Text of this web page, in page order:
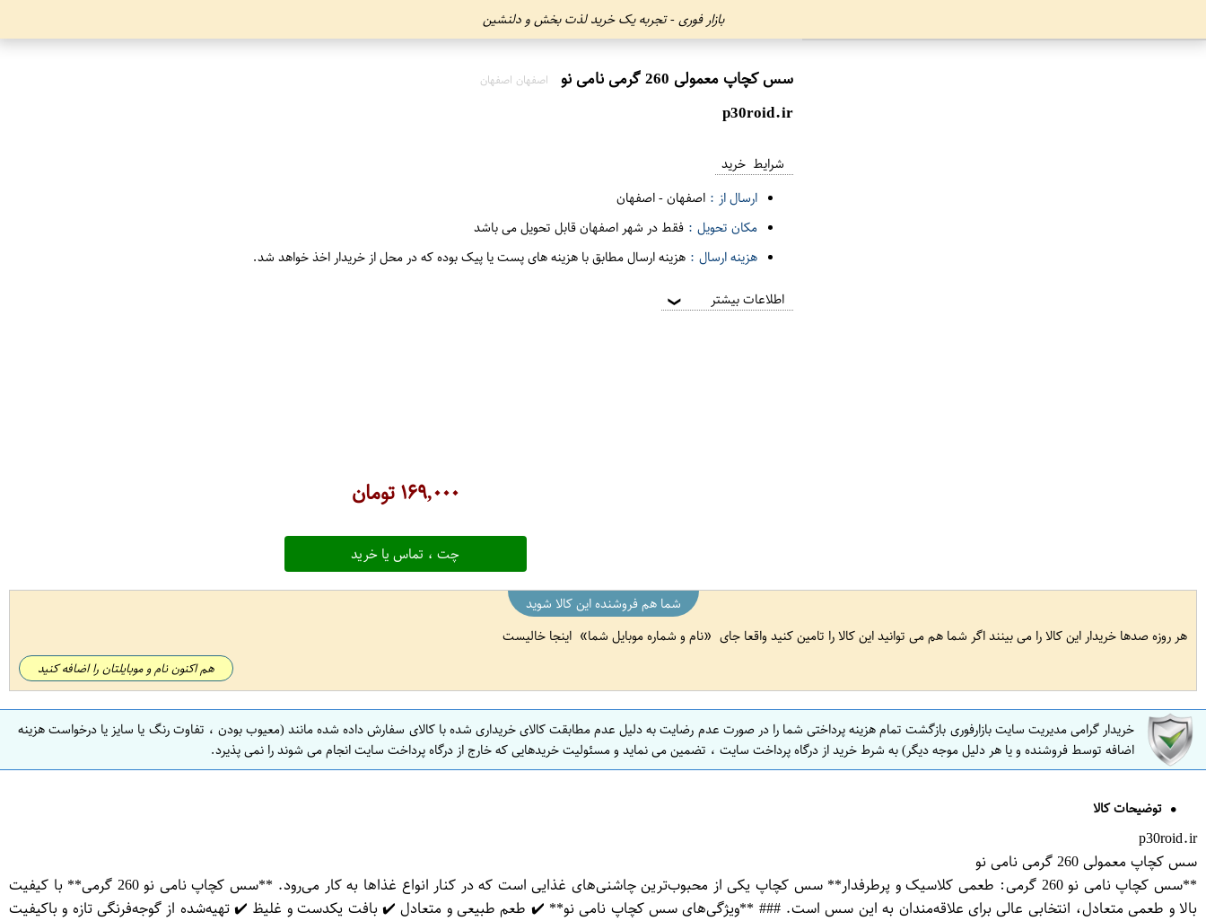
بازار فوری - تجربه یک خرید لذت بخش و دلنشین
سس کچاپ معمولی 260 گرمی نامی نو اصفهان اصفهان
p30roid.ir
شرایط خرید
ارسال از : اصفهان-اصفهان
مکان تحویل : فقط در شهر اصفهان قابل تحویل می باشد
هزینه ارسال : هزینه ارسال مطابق با هزینه های پست یا پیک بوده که در محل از خریدار اخذ خواهد شد.
اطلاعات بیشتر ❯
۱۶۹,۰۰۰تومان
چت ، تماس یا خرید
شما هم فروشنده این کالا شوید
هر روزه صدها خریدار این کالا را می بینند اگر شما هم می توانید این کالا را تامین کنید واقعا جای
نام و شماره موبایل شما اینجا خالیست
هم اکنون نام و موبایلتان را اضافه کنید
خریدار گرامی مدیریت سایت بازارفوری بازگشت تمام هزینه پرداختی شما را در صورت عدم رضایت به دلیل عدم مطابقت کالای خریداری شده با کالای سفارش داده شده مانند (معیوب بودن ، تفاوت رنگ یا سایز یا درخواست هزینه
اضافه توسط فروشنده و یا هر دلیل موجه دیگر) به شرط خرید از درگاه پرداخت سایت ، تضمین می نماید و مسئولیت خریدهایی که خارج از درگاه پرداخت سایت انجام می شوند را نمی پذیرد.
توضیحات کالا
p30roid.ir
سس کچاپ معمولی 260 گرمی نامی نو
**سس کچاپ نامی نو 260 گرمی: طعمی کلاسیک و پرطرفدار** سس کچاپ یکی از محبوب‌ترین چاشنی‌های غذایی است که در کنار انواع غذاها به کار می‌رود. **سس کچاپ نامی نو 260 گرمی** با کیفیت
بالا و طعمی متعادل، انتخابی عالی برای علاقه‌مندان به این سس است. ### **ویژگی‌های سس کچاپ نامی نو** ✔️ طعم طبیعی و متعادل ✔️ بافت یکدست و غلیظ ✔️ تهیه‌شده از گوجه‌فرنگی تازه و باکیفیت